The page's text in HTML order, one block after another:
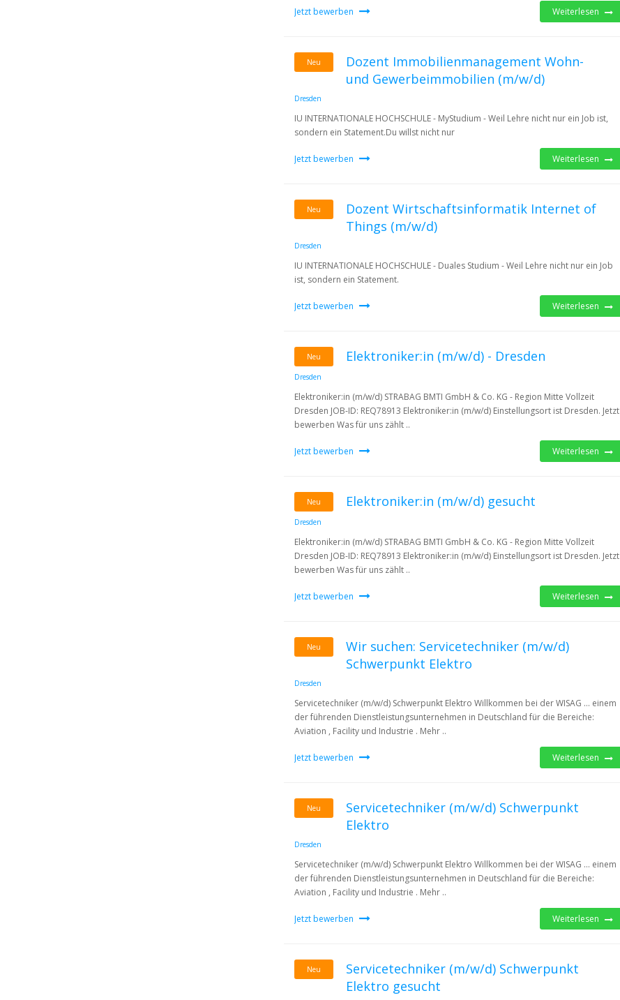
Jetzt bewerben Weiterlesen
Neu
Dozent Immobilienmanagement Wohn-
und Gewerbeimmobilien (m/w/d)
Dresden
IU INTERNATIONALE HOCHSCHULE - MyStudium - Weil Lehre nicht nur ein Job ist,
sondern ein Statement.Du willst nicht nur
Jetzt bewerben Weiterlesen
Neu
Dozent Wirtschaftsinformatik Internet of
Things (m/w/d)
Dresden
IU INTERNATIONALE HOCHSCHULE - Duales Studium - Weil Lehre nicht nur ein Job
ist, sondern ein Statement.
Jetzt bewerben Weiterlesen
Neu Elektroniker:in (m/w/d) - Dresden
Dresden
Elektroniker:in (m/w/d) STRABAG BMTI GmbH & Co. KG - Region Mitte Vollzeit
Dresden JOB-ID: REQ78913 Elektroniker:in (m/w/d) Einstellungsort ist Dresden. Jetzt
bewerben Was für uns zählt ..
Jetzt bewerben Weiterlesen
Neu Elektroniker:in (m/w/d) gesucht
Dresden
Elektroniker:in (m/w/d) STRABAG BMTI GmbH & Co. KG - Region Mitte Vollzeit
Dresden JOB-ID: REQ78913 Elektroniker:in (m/w/d) Einstellungsort ist Dresden. Jetzt
bewerben Was für uns zählt ..
Jetzt bewerben Weiterlesen
Neu
Wir suchen: Servicetechniker (m/w/d)
Schwerpunkt Elektro
Dresden
Servicetechniker (m/w/d) Schwerpunkt Elektro Willkommen bei der WISAG … einem
der führenden Dienstleistungsunternehmen in Deutschland für die Bereiche:
Aviation , Facility und Industrie . Mehr ..
Jetzt bewerben Weiterlesen
Neu
Servicetechniker (m/w/d) Schwerpunkt
Elektro
Dresden
Servicetechniker (m/w/d) Schwerpunkt Elektro Willkommen bei der WISAG … einem
der führenden Dienstleistungsunternehmen in Deutschland für die Bereiche:
Aviation , Facility und Industrie . Mehr ..
Jetzt bewerben Weiterlesen
Neu
Servicetechniker (m/w/d) Schwerpunkt
Elektro gesucht